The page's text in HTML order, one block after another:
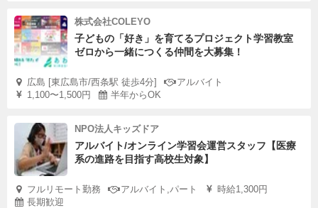
株式会社COLEYO
子どもの「好き」を育てるプロジェクト学習教室
ゼロから一緒につくる仲間を大募集！
広島 [東広島市/西条駅 徒歩4分]
アルバイト
1,100〜1,500円
半年からOK
NPO法人キッズドア
アルバイト/オンライン学習会運営スタッフ【医療
系の進路を目指す高校生対象】
フルリモート勤務 アルバイト,パート
時給1,300円
長期歓迎